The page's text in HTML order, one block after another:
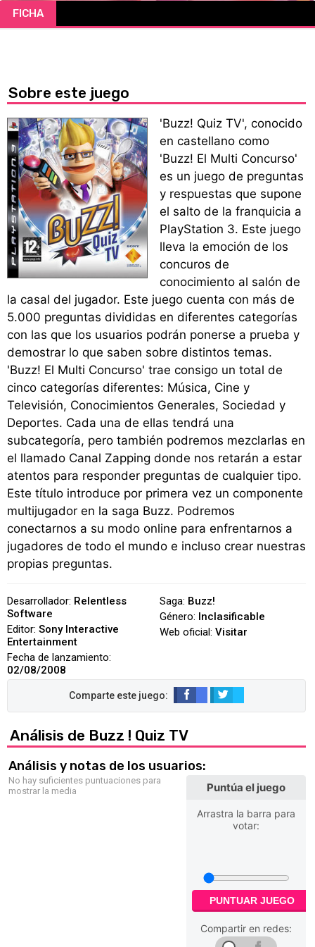
FICHA
Sobre este juego
'Buzz! Quiz TV', conocido
en castellano como
'Buzz! El Multi Concurso'
es un juego de preguntas
y respuestas que supone
el salto de la franquicia a
PlayStation 3. Este juego
lleva la emoción de los
concuros de
conocimiento al salón de
la casal del jugador. Este juego cuenta con más de
5.000 preguntas divididas en diferentes categorías
con las que los usuarios podrán ponerse a prueba y
demostrar lo que saben sobre distintos temas.
'Buzz! El Multi Concurso' trae consigo un total de
cinco categorías diferentes: Música, Cine y
Televisión, Conocimientos Generales, Sociedad y
Deportes. Cada una de ellas tendrá una
subcategoría, pero también podremos mezclarlas en
el llamado Canal Zapping donde nos retarán a estar
atentos para responder preguntas de cualquier tipo.
Este título introduce por primera vez un componente
multijugador en la saga Buzz. Podremos
conectarnos a su modo online para enfrentarnos a
jugadores de todo el mundo e incluso crear nuestras
propias preguntas.
Desarrollador: Relentless
Software
Editor: Sony Interactive
Entertainment
Fecha de lanzamiento:
02/08/2008
Saga: Buzz!
Género: Inclasificable
Web oficial: Visitar
Análisis de Buzz ! Quiz TV
Análisis y notas de los usuarios:
No hay suficientes puntuaciones para
mostrar la media
Puntúa el juego
Arrastra la barra para
votar:
PUNTUAR JUEGO
Compartir en redes: